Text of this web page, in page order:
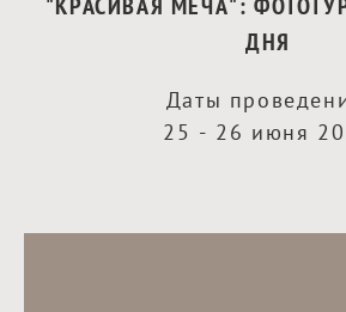
ДНЯ
Даты
25 - 26 июня